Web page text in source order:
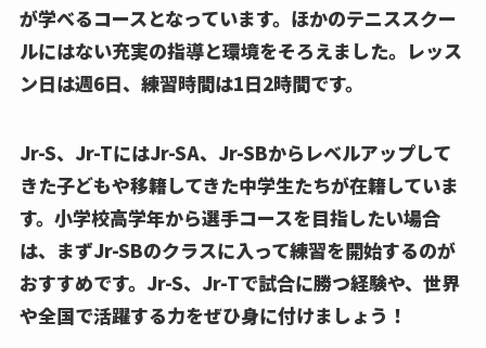
が学べるコースとなっています。ほかのテニススクー
ルにはない充実の指導と環境をそろえました。レッス
ン日は週6日、練習時間は1日2時間です。
Jr-S、Jr-TにはJr-SA、Jr-SBからレベルアップして
きた子どもや移籍してきた中学生たちが在籍していま
す。小学校高学年から選手コースを目指したい場合
は、まずJr-SBのクラスに入って練習を開始するのが
おすすめです。Jr-S、Jr-Tで試合に勝つ経験や、世界
や全国で活躍する力をぜひ身に付けましょう！